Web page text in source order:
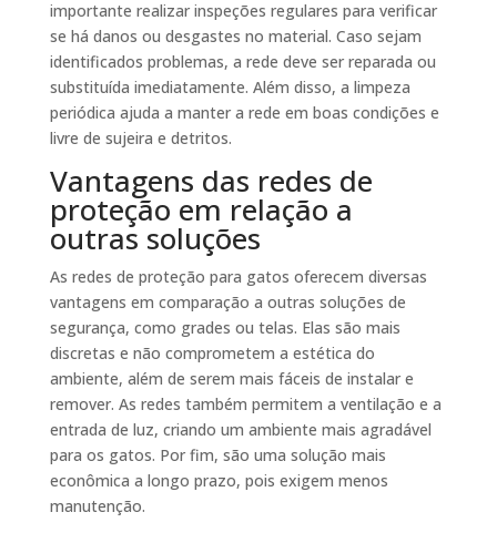
importante realizar inspeções regulares para verificar
se há danos ou desgastes no material. Caso sejam
identificados problemas, a rede deve ser reparada ou
substituída imediatamente. Além disso, a limpeza
periódica ajuda a manter a rede em boas condições e
livre de sujeira e detritos.
Vantagens das redes de
proteção em relação a
outras soluções
As redes de proteção para gatos oferecem diversas
vantagens em comparação a outras soluções de
segurança, como grades ou telas. Elas são mais
discretas e não comprometem a estética do
ambiente, além de serem mais fáceis de instalar e
remover. As redes também permitem a ventilação e a
entrada de luz, criando um ambiente mais agradável
para os gatos. Por fim, são uma solução mais
econômica a longo prazo, pois exigem menos
manutenção.